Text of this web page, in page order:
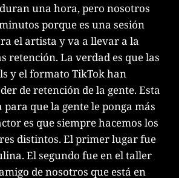
una hora, pero nosotros
porque es una sesión
el artista y va a llevar a la
retención. La verdad es que las
y el formato TikTok han
de retención de la gente. Esta
para que la gente le ponga más
es que siempre hacemos los
distintos. El primer lugar fue
El segundo fue en el taller
de nosotros que está en